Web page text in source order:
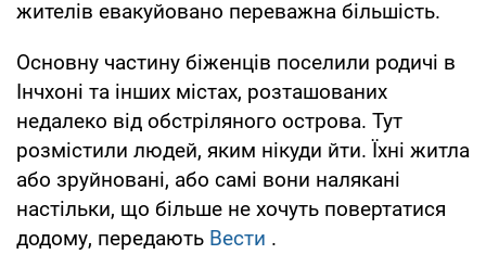
жителів евакуйовано переважна більшість.
Основну частину біженців поселили родичі в
Інчхоні та інших містах, розташованих
недалеко від обстріляного острова. Тут
розмістили людей, яким нікуди йти. Їхні житла
або зруйновані, або самі вони налякані
настільки, що більше не хочуть повертатися
додому, передають Вести .